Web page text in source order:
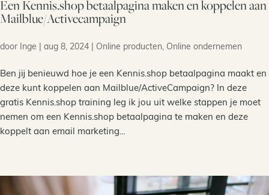
Een Kennis.shop betaalpagina maken en koppelen aan
Mailblue/Activecampaign
door Inge aug 8, 2024 Online producten, Online ondernemen
Ben jij benieuwd hoe je een Kennis.shop betaalpagina maakt en
deze kunt koppelen aan Mailblue/ActiveCampaign? In deze
gratis Kennis.shop training leg ik jou uit welke stappen je moet
nemen om een Kennis.shop betaalpagina te maken en deze
koppelt aan email marketing...